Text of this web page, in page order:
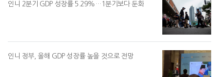
인니 2분기 GDP 성장률 5.29%…1분기보다 둔화
인니 정부, 올해 GDP 성장률 높을 것으로 전망